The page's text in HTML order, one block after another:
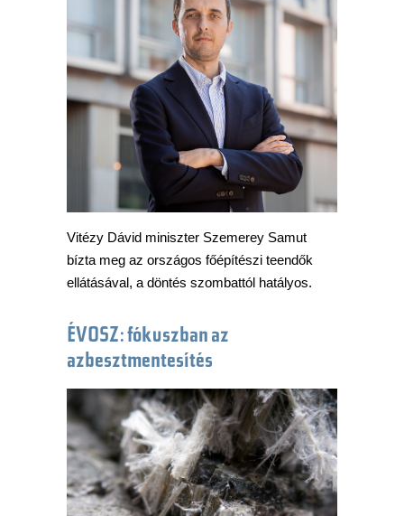
Vitézy Dávid miniszter Szemerey Samut
bízta meg az országos főépítészi teendők
ellátásával, a döntés szombattól hatályos.
ÉVOSZ: fókuszban az
azbesztmentesítés